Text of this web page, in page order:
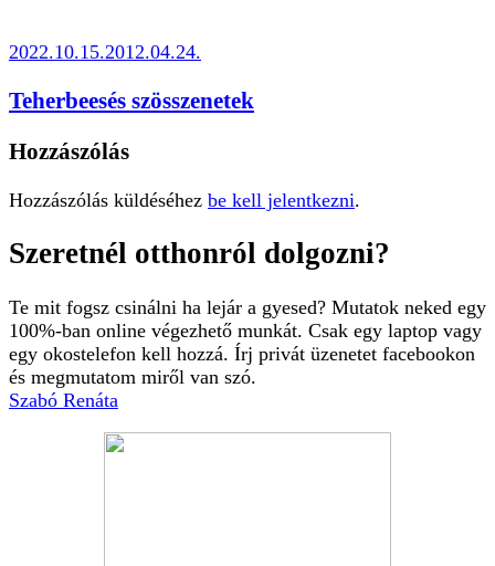
2022.10.15.2012.04.24.
Teherbeesés szösszenetek
Hozzászólás
Hozzászólás küldéséhez be kell jelentkezni.
Szeretnél otthonról dolgozni?
Te mit fogsz csinálni ha lejár a gyesed? Mutatok neked egy
100%-ban online végezhető munkát. Csak egy laptop vagy
egy okostelefon kell hozzá. Írj privát üzenetet facebookon
és megmutatom miről van szó.
Szabó Renáta